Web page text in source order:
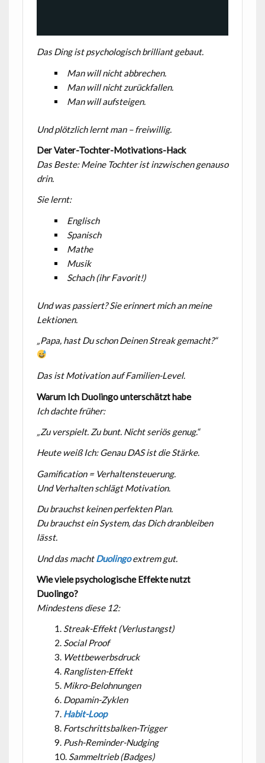
Das Ding ist psychologisch brilliant gebaut.
Man will nicht abbrechen.
Man will nicht zurückfallen.
Man will aufsteigen.
Und plötzlich lernt man – freiwillig.
Der Vater-Tochter-Motivations-Hack
Das Beste: Meine Tochter ist inzwischen genauso
drin.
Sie lernt:
Englisch
Spanisch
Mathe
Musik
Schach (ihr Favorit!)
Und was passiert?Sie erinnert mich an meine
Lektionen.
„Papa, hast Du schon Deinen Streak gemacht?“
Das ist Motivation auf Familien-Level.
Warum Ich Duolingo unterschätzt habe
Ich dachte früher:
„Zu verspielt. Zu bunt. Nicht seriös genug.“
Heute weiß Ich:Genau DAS ist die Stärke.
Gamification = Verhaltensteuerung.
Und Verhalten schlägt Motivation.
Du brauchst keinen perfekten Plan.
Du brauchst ein System, das Dich dranbleiben
lässt.
Und das machtDuolingoextrem gut.
Wie viele psychologische Effekte nutzt
Duolingo?
Mindestens diese 12:
Streak-Effekt (Verlustangst)
Social Proof
Wettbewerbsdruck
Ranglisten-Effekt
Mikro-Belohnungen
Dopamin-Zyklen
Habit-Loop
Fortschrittsbalken-Trigger
Push-Reminder-Nudging
Sammeltrieb (Badges)